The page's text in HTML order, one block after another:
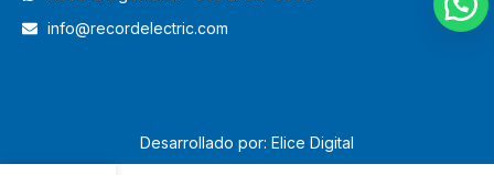
info@recordelectric.com
Desarrollado por: Elice Digital